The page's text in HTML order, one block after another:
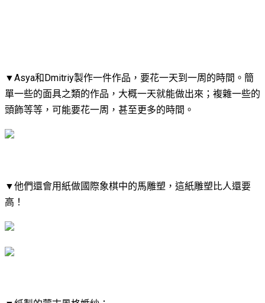
▼​Asya和Dmitriy製作一件作品，要花一天到一周的時間。簡
單一些的面具之類的作品，大概一天就能做出來；複雜一些的
頭飾等等，可能要花一周，甚至更多的時間。
▼​他們還會用紙做國際象棋中的馬雕塑，這紙雕塑比人還要
高！